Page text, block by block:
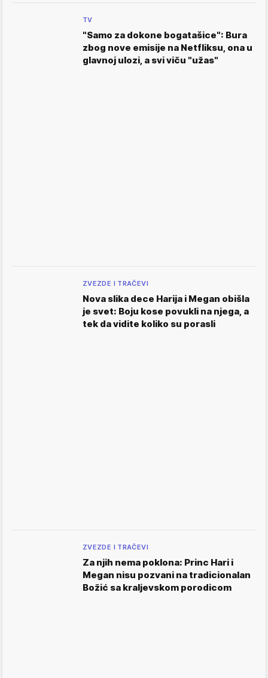
TV
"Samo za dokone bogatašice": Bura
zbog nove emisije na Netfliksu, ona u
glavnoj ulozi, a svi viču "užas"
ZVEZDE I TRAČEVI
Nova slika dece Harija i Megan obišla
je svet: Boju kose povukli na njega, a
tek da vidite koliko su porasli
ZVEZDE I TRAČEVI
Za njih nema poklona: Princ Hari i
Megan nisu pozvani na tradicionalan
Božić sa kraljevskom porodicom